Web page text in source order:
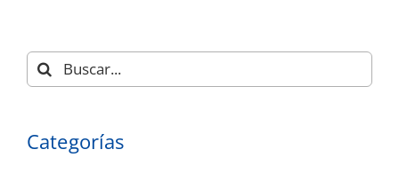
Buscar:
Categorías